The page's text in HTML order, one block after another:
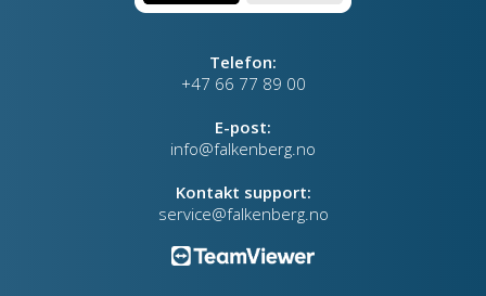
Telefon:
+47 66 77 89 00
E-post:
info@falkenberg.no
Kontakt support:
service@falkenberg.no